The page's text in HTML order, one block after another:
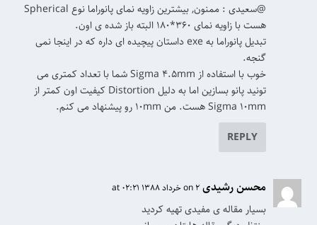
@سعیدی : ممنون, بیشترین زاویه نمای پانوراما نوع Spherical
هست با زاویه نمای ۳۶۰*۱۸۰ البته باز شده ی اون.
تبدیل پانوراما به exe داستان پیچیده ای داره که در اینجا نمی
گنجه.
خوب با استفاده از Sigma 4.5mm شما با تعداد کمتری می
تونید پانو بسازین اما به دلیل Distortion کیفیت اون کمتر از
Sigma 10mm هست. من ۱۰mm رو پیشنهاد می کنم.
REPLY
محسن رشیدی on 2 خرداد 1388 at 02:21
بسیار مقاله ی مفیدی تهیه کردید